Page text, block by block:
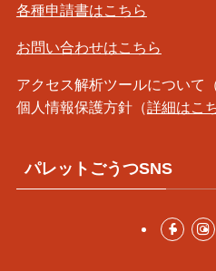
各種申請書はこちら
お問い合わせはこちら
アクセス解析ツールについて
個人情報保護方針（詳細はこ
パレットごうつSNS